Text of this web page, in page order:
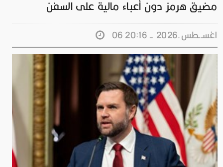
مضيق هرمز دون أعباء مالية على السفن
06 اغســطس.2026 - 20:16